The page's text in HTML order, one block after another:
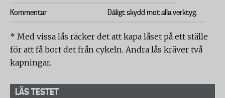
Kommentar Dåligt skydd mot alla verktyg.
* Med vissa lås räcker det att kapa låset på ett ställe
för att få bort det från cykeln. Andra lås kräver två
kapningar.
LÄS TESTET